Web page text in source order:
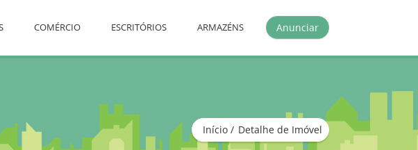
Anunciar
COMÉRCIO ESCRITÓRIOS ARMAZÉNS
Início Detalhe de Imóvel